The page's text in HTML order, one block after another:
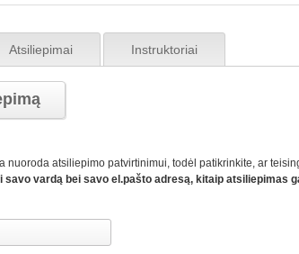
Atsiliepimai Instruktoriai
nuoroda atsiliepimo patvirtinimui, todėl patikrinkite, ar
savo vardą bei savo el.pašto adresą, kitaip atsiliepimas